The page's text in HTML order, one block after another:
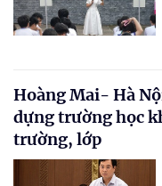
Hoàng Mai- Hà
dựng trường học
trường, lớp